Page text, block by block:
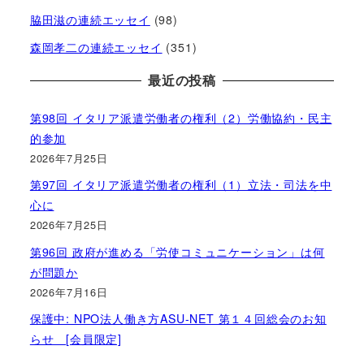
脇田滋の連続エッセイ (98)
森岡孝二の連続エッセイ (351)
最近の投稿
第98回 イタリア派遣労働者の権利（2）労働協約・民主
的参加
2026年7月25日
第97回 イタリア派遣労働者の権利（1）立法・司法を中
心に
2026年7月25日
第96回 政府が進める「労使コミュニケーション」は何
が問題か
2026年7月16日
保護中: NPO法人働き方ASU-NET 第１４回総会のお知
らせ [会員限定]